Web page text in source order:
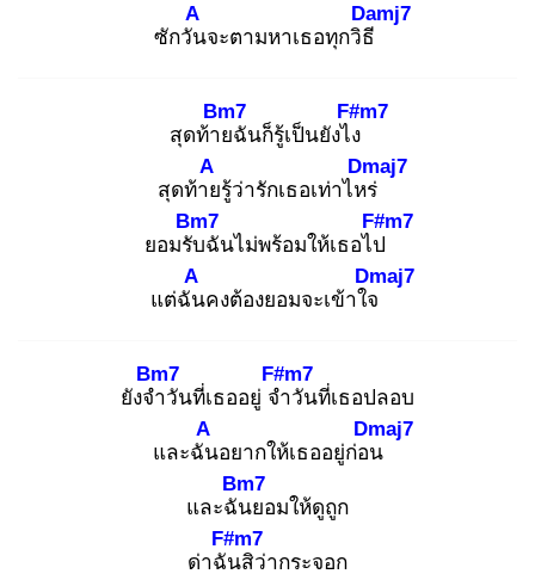
ซักวัน
A
จะตามหาเธอทุกวิธี
Damj7
สุดท้าย
Bm7
ฉันก็รู้เป็นยังไง
F#m7
สุดท้าย
A
รู้ว่ารักเธอเท่าไหร่
Dmaj7
ยอมรับ
Bm7
ฉันไม่พร้อมให้เธอไป
F#m7
แต่ฉัน
A
คงต้องยอมจะเข้าใจ
Dmaj7
ยังจำ
Bm7
วันที่เธออยู่ จำ
F#m7
วันที่เธอปลอบ
และฉัน
A
อยากให้เธออยู่ก่อน
Dmaj7
และฉัน
Bm7
ยอมให้ดูถูก
ด่าฉัน
F#m7
สิว่ากระจอก